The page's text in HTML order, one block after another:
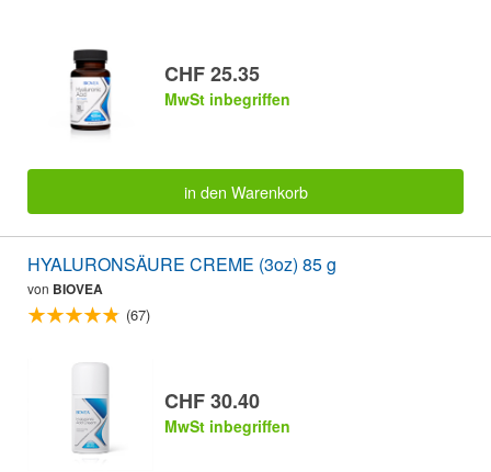
CHF 25.35
MwSt inbegriffen
in den Warenkorb
HYALURONSÄURE CREME (3oz) 85 g
von BIOVEA
(67)
CHF 30.40
MwSt inbegriffen